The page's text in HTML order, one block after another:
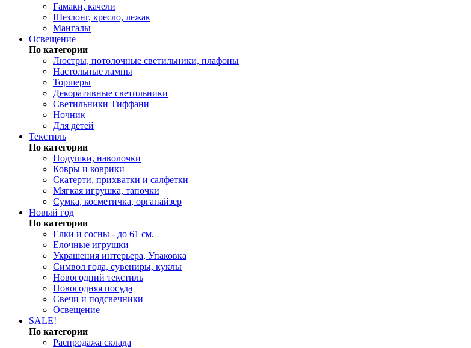
Гамаки, качели
Шезлонг, кресло, лежак
Мангалы
Освещение
По категории
Люстры, потолочные светильники, плафоны
Настольные лампы
Торшеры
Декоративные светильники
Светильники Тиффани
Ночник
Для детей
Текстиль
По категории
Подушки, наволочки
Ковры и коврики
Скатерти, прихватки и салфетки
Мягкая игрушка, тапочки
Сумка, косметичка, органайзер
Новый год
По категории
Елки и сосны - до 61 см.
Елочные игрушки
Украшения интерьера, Упаковка
Символ года, сувениры, куклы
Новогодний текстиль
Новогодняя посуда
Свечи и подсвечники
Освещение
SALE!
По категории
Распродажа склада